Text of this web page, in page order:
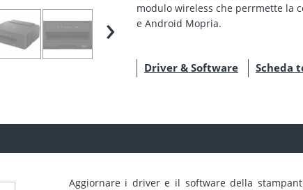
›
modulo wireless che perrmette la
e Android Mopria.
Driver & Software Scheda
Aggiornare i driver e il software della